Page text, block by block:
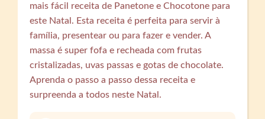
mais fácil receita de Panetone e Chocotone para
este Natal. Esta receita é perfeita para servir à
família, presentear ou para fazer e vender. A
massa é super fofa e recheada com frutas
cristalizadas, uvas passas e gotas de chocolate.
Aprenda o passo a passo dessa receita e
surpreenda a todos neste Natal.